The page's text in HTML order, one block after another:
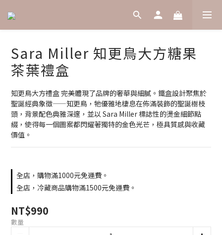
Sara Miller 知更鳥大方糖果
茶葉禮盒
知更鳥大方禮盒 完美體現了品牌的奢華與細膩。鐵盒設計聚焦於
聖誕經典象徵——知更鳥，牠優雅地棲息在佈滿裝飾的聖誕樹枝
頭，背景配色典雅深邃，並以 Sara Miller 標誌性的燙金細節點
綴，使得每一個圖案都閃耀著獨特的金色光芒，極具質感與收藏
價值。
全店，購物滿1000元免運費。
全店，冷藏商品購物滿1500元免運費。
NT$990
數量